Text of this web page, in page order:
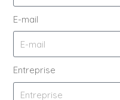
E-mail
Entreprise